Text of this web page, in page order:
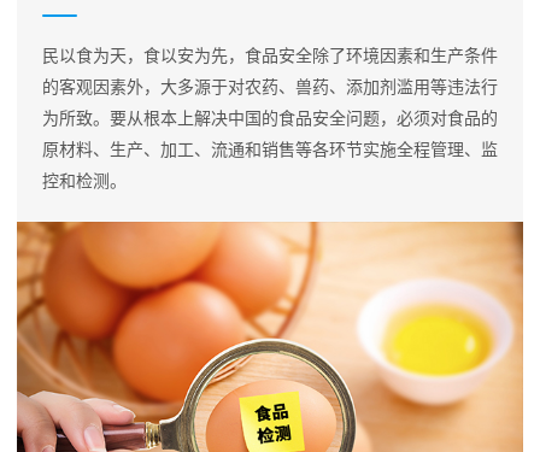
民以食为天，食以安为先，食品安全除了环境因素和生产条件
的客观因素外，大多源于对农药、兽药、添加剂滥用等违法行
为所致。要从根本上解决中国的食品安全问题，必须对食品的
原材料、生产、加工、流通和销售等各环节实施全程管理、监
控和检测。